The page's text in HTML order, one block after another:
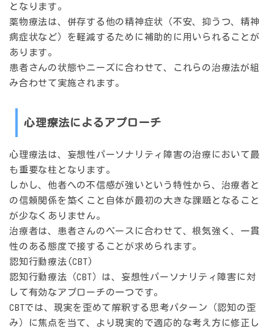
となります。
薬物療法は、併存する他の精神症状（不安、抑うつ、精神
病症状など）を軽減するために補助的に用いられることが
あります。
患者さんの状態やニーズに合わせて、これらの治療法が組
み合わせて実施されます。
心理療法によるアプローチ
心理療法は、妄想性パーソナリティ障害の治療において最
も重要な柱となります。
しかし、他者への不信感が強いという特性から、治療者と
の信頼関係を築くこと自体が最初の大きな課題となること
が少なくありません。
治療者は、患者さんのペースに合わせて、根気強く、一貫
性のある態度で接することが求められます。
認知行動療法(CBT)
認知行動療法（CBT）は、妄想性パーソナリティ障害に対
して有効なアプローチの一つです。
CBTでは、現実を歪めて解釈する思考パターン（認知の歪
み）に焦点を当て、より現実的で適応的な考え方に修正し